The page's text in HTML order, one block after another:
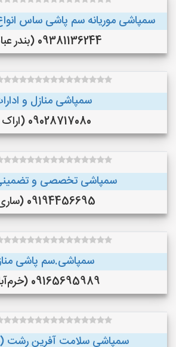
سمپاشی موریانه سم پاشی ساس
09381136244 (بندر عباس)
سمپاشی منازل و
09028717080 (اراک )
سمپاشی تخصصی و
09194456695 (ساری )
سمپاشی.سم پاشی
09165695989 (خرم‌آباد )
سمپاشی سلامت آفرین رشت